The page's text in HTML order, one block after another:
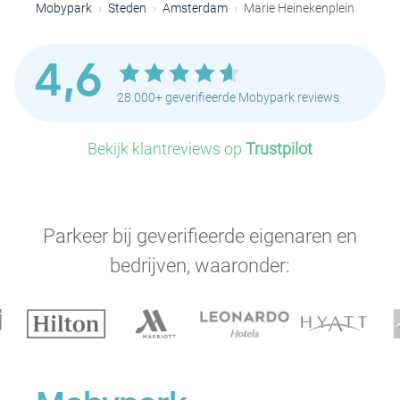
Mobypark Steden Amsterdam Marie Heinekenplein
4,6 28.000+ geverifieerde Mobypark reviews
Bekijk klantreviews op Trustpilot
Parkeer bij geverifieerde eigenaren en
bedrijven, waaronder:
P
P
P
P
P
P
P P